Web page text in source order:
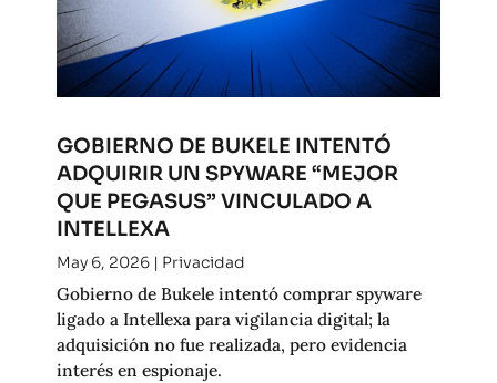
GOBIERNO DE BUKELE INTENTÓ
ADQUIRIR UN SPYWARE “MEJOR
QUE PEGASUS” VINCULADO A
INTELLEXA
May 6, 2026| Privacidad
Gobierno de Bukele intentó comprar spyware
ligado a Intellexa para vigilancia digital; la
adquisición no fue realizada, pero evidencia
interés en espionaje.